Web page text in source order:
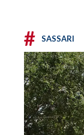
# SASSARI